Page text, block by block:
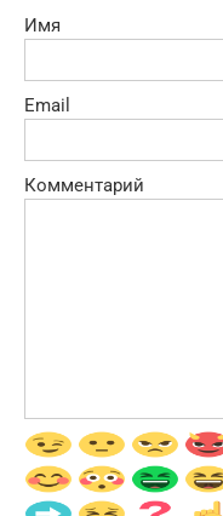
Имя
Email
Комментарий